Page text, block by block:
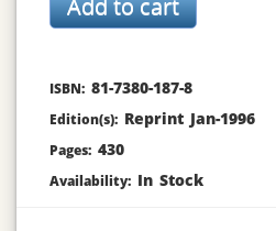
ISBN: 81-7380-187-8
Edition(s): Reprint Jan-1996
Pages: 430
Availability: In Stock